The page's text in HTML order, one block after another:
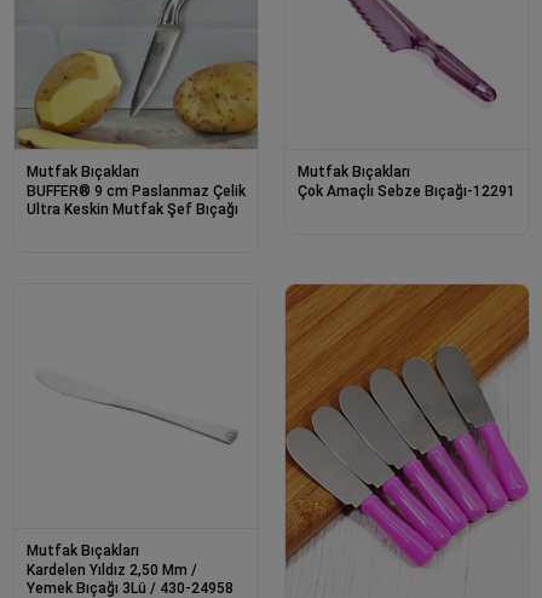
Mutfak Bıçakları
BUFFER® 9 cm Paslanmaz Çelik
Ultra Keskin Mutfak Şef Bıçağı
Mutfak Bıçakları
Çok Amaçlı Sebze Bıçağı-12291
Mutfak Bıçakları
Kardelen Yıldız 2,50 Mm /
Yemek Bıçağı 3Lü / 430-24958